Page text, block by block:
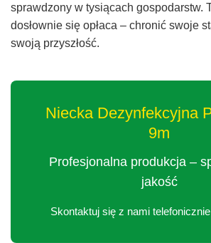
sprawdzony w tysiącach gospodarstw.
dosłownie się opłaca – chronić swoje
swoją przyszłość.
Niecka Dezynfekcyjna
9m
Profesjonalna produkcja –
jakość
Skontaktuj się z nami